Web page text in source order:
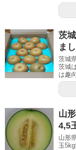
茨
ま
茨城
茨城
は趣
山
4,5
山形
玉